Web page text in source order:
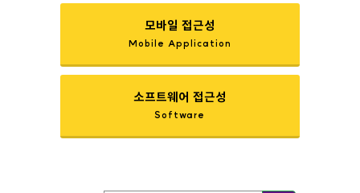
모바일 접근성
Mobile Application
소프트웨어 접근성
Software